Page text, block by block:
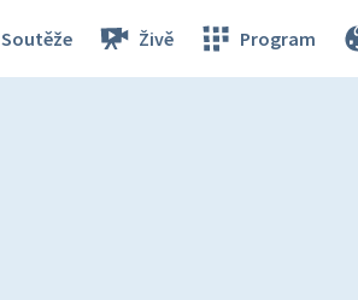
Soutěže Živě Program